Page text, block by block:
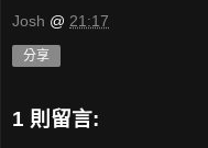
Josh @ 21:17
分享
1 則留言: